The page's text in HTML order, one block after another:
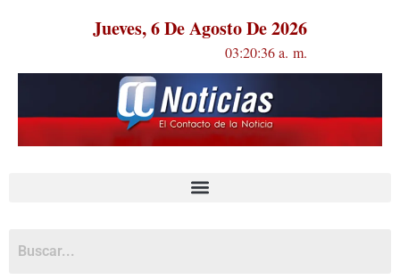
Jueves, 6 De Agosto De 2026
03:20:36 a. m.